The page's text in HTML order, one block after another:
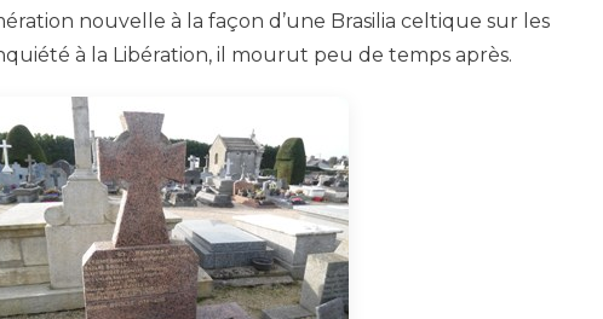
nouvelle à la façon d’une Brasilia celtique sur les
à la Libération, il mourut peu de temps après.